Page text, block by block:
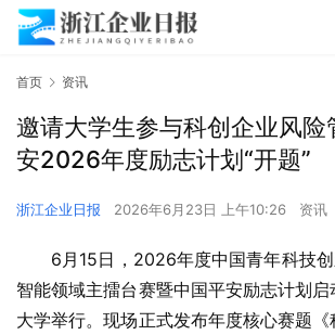
首页 资讯
邀请大学生参与科创企业风险
安2026年度励志计划“开题”
浙江企业日报 2026年6月23日 上午10:26 资讯
6月15日，2026年度中国青年科技
智能领域主擂台赛暨中国平安励志计划
大学举行。现场正式发布年度核心赛题